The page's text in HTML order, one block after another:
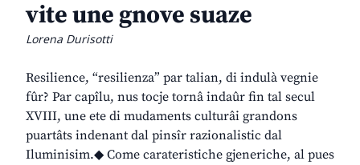
vite une gnove suaze
Lorena Durisotti
Resilience, “resilienza” par talian, di indulà vegnie
fûr? Par capîlu, nus tocje tornâ indaûr fin tal secul
XVIII, une ete di mudaments culturâi grandons
puartâts indenant dal pinsîr razionalistic dal
Iluminisim.◆ Come carateristiche gjeneriche, al pues